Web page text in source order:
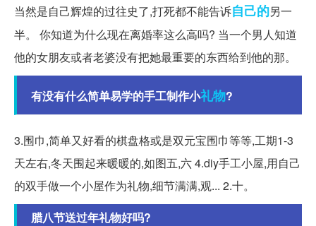
当然是自己辉煌的过往史了,打死都不能告诉自己的另一
半。 你知道为什么现在离婚率这么高吗? 当一个男人知道
他的女朋友或者老婆没有把她最重要的东西给到他的那。
有没有什么简单易学的手工制作小礼物?
3.围巾,简单又好看的棋盘格或是双元宝围巾等等,工期1-3
天左右,冬天围起来暖暖的,如图五,六 4.diy手工小屋,用自己
的双手做一个小屋作为礼物,细节满满,观... 2.十。
腊八节送过年礼物好吗?